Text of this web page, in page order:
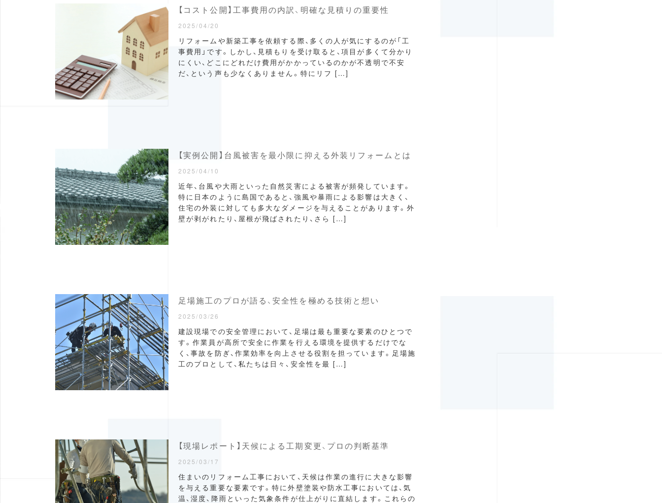
【コスト公開】工事費用の内訳、明確な見積りの重要性
2025/04/20
リフォームや新築工事を依頼する際、多くの人が気にするのが「工
事費用」です。しかし、見積もりを受け取ると、項目が多くて分かり
にくい、どこにどれだけ費用がかかっているのかが不透明で不安
だ、という声も少なくありません。特にリフ […]
【実例公開】台風被害を最小限に抑える外装リフォームとは
2025/04/10
近年、台風や大雨といった自然災害による被害が頻発しています。
特に日本のように島国であると、強風や暴雨による影響は大きく、
住宅の外装に対しても多大なダメージを与えることがあります。外
壁が剥がれたり、屋根が飛ばされたり、さら […]
足場施工のプロが語る、安全性を極める技術と想い
2025/03/26
建設現場での安全管理において、足場は最も重要な要素のひとつで
す。作業員が高所で安全に作業を行える環境を提供するだけでな
く、事故を防ぎ、作業効率を向上させる役割を担っています。足場施
工のプロとして、私たちは日々、安全性を最 […]
【現場レポート】天候による工期変更、プロの判断基準
2025/03/17
住まいのリフォーム工事において、天候は作業の進行に大きな影響
を与える重要な要素です。特に外壁塗装や防水工事においては、気
温、湿度、降雨といった気象条件が仕上がりに直結します。これらの